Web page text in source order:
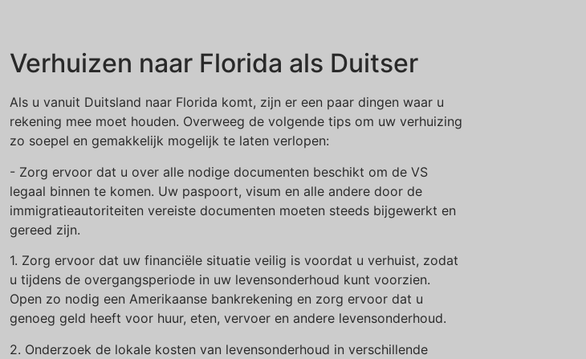
Verhuizen naar Florida als Duitser
Als u vanuit Duitsland naar Florida komt, zijn er een paar dingen waar u
rekening mee moet houden. Overweeg de volgende tips om uw verhuizing
zo soepel en gemakkelijk mogelijk te laten verlopen:
- Zorg ervoor dat u over alle nodige documenten beschikt om de VS
legaal binnen te komen. Uw paspoort, visum en alle andere door de
immigratieautoriteiten vereiste documenten moeten steeds bijgewerkt en
gereed zijn.
1. Zorg ervoor dat uw financiële situatie veilig is voordat u verhuist, zodat
u tijdens de overgangsperiode in uw levensonderhoud kunt voorzien.
Open zo nodig een Amerikaanse bankrekening en zorg ervoor dat u
genoeg geld heeft voor huur, eten, vervoer en andere levensonderhoud.
2. Onderzoek de lokale kosten van levensonderhoud in verschillende